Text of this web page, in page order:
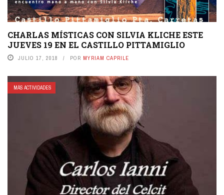
CHARLAS MÍSTICAS CON SILVIA KLICHE ESTE
JUEVES 19 EN EL CASTILLO PITTAMIGLIO
JULIO 17, 2018 POR MYRIAM CAPRILE
MÁS ACTIVIDADES